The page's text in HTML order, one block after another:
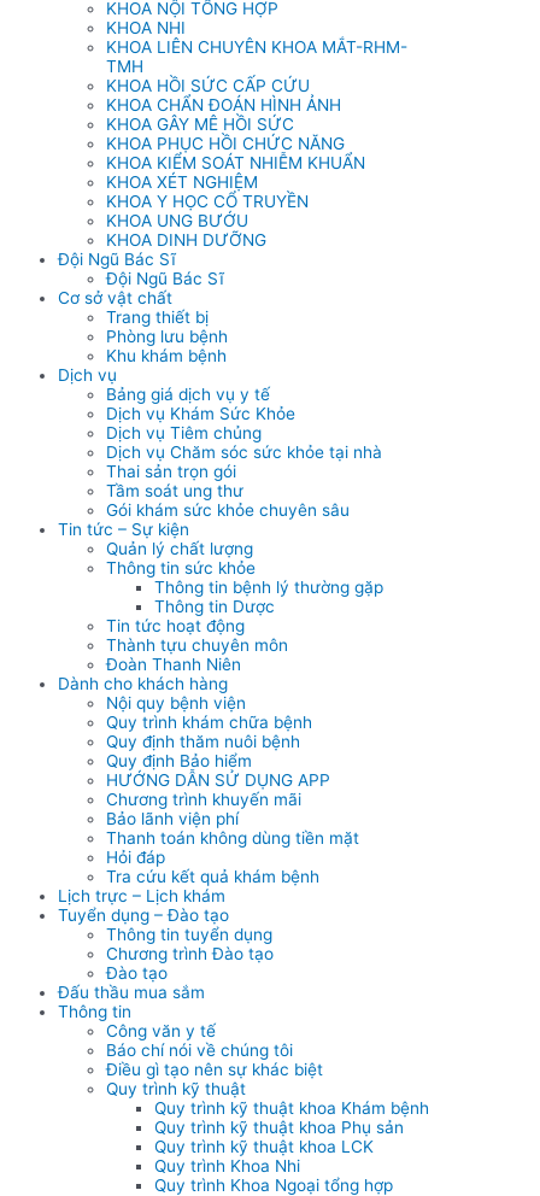
KHOA NỘI TỔNG HỢP
KHOA NHI
KHOA LIÊN CHUYÊN KHOA MẮT-RHM-
TMH
KHOA HỒI SỨC CẤP CỨU
KHOA CHẨN ĐOÁN HÌNH ẢNH
KHOA GÂY MÊ HỒI SỨC
KHOA PHỤC HỒI CHỨC NĂNG
KHOA KIỂM SOÁT NHIỄM KHUẨN
KHOA XÉT NGHIỆM
KHOA Y HỌC CỔ TRUYỀN
KHOA UNG BƯỚU
KHOA DINH DƯỠNG
Đội Ngũ Bác Sĩ
Đội Ngũ Bác Sĩ
Cơ sở vật chất
Trang thiết bị
Phòng lưu bệnh
Khu khám bệnh
Dịch vụ
Bảng giá dịch vụ y tế
Dịch vụ Khám Sức Khỏe
Dịch vụ Tiêm chủng
Dịch vụ Chăm sóc sức khỏe tại nhà
Thai sản trọn gói
Tầm soát ung thư
Gói khám sức khỏe chuyên sâu
Tin tức – Sự kiện
Quản lý chất lượng
Thông tin sức khỏe
Thông tin bệnh lý thường gặp
Thông tin Dược
Tin tức hoạt động
Thành tựu chuyên môn
Đoàn Thanh Niên
Dành cho khách hàng
Nội quy bệnh viện
Quy trình khám chữa bệnh
Quy định thăm nuôi bệnh
Quy định Bảo hiểm
HƯỚNG DẪN SỬ DỤNG APP
Chương trình khuyến mãi
Bảo lãnh viện phí
Thanh toán không dùng tiền mặt
Hỏi đáp
Tra cứu kết quả khám bệnh
Lịch trực – Lịch khám
Tuyển dụng – Đào tạo
Thông tin tuyển dụng
Chương trình Đào tạo
Đào tạo
Đấu thầu mua sắm
Thông tin
Công văn y tế
Báo chí nói về chúng tôi
Điều gì tạo nên sự khác biệt
Quy trình kỹ thuật
Quy trình kỹ thuật khoa Khám bệnh
Quy trình kỹ thuật khoa Phụ sản
Quy trình kỹ thuật khoa LCK
Quy trình Khoa Nhi
Quy trình Khoa Ngoại tổng hợp